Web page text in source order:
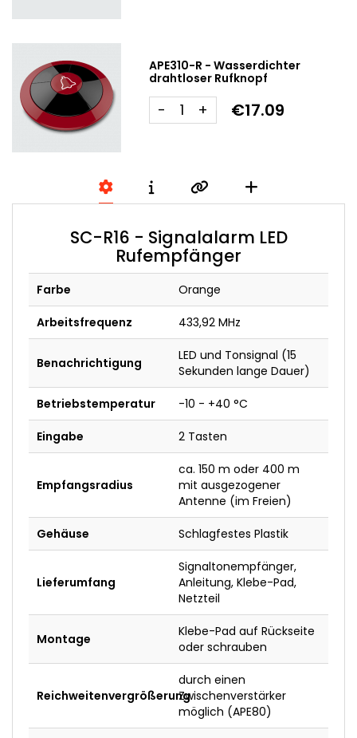
APE310-R - Wasserdichter
drahtloser Rufknopf
- + €17.09
SC-R16 - Signalalarm LED
Rufempfänger
Farbe Orange
Arbeitsfrequenz 433,92 MHz
Benachrichtigung
LED und Tonsignal (15
Sekunden lange Dauer)
Betriebstemperatur -10 - +40 °C
Eingabe 2 Tasten
Empfangsradius
ca. 150 m oder 400 m
mit ausgezogener
Antenne (im Freien)
Gehäuse Schlagfestes Plastik
Lieferumfang
Signaltonempfänger,
Anleitung, Klebe-Pad,
Netzteil
Montage
Klebe-Pad auf Rückseite
oder schrauben
Reichweitenvergrößerung
durch einen
Zwischenverstärker
möglich (APE80)